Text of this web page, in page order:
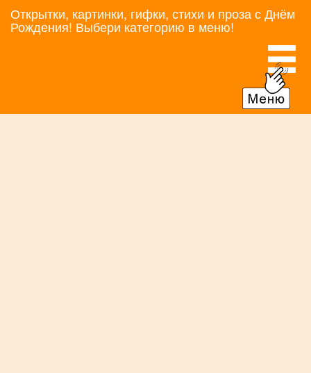
Открытки, картинки, гифки, стихи и проза с Днём
Рождения! Выбери категорию в меню!